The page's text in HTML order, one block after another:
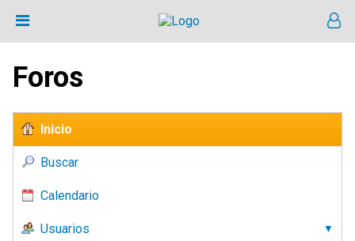
Foros
Inicio
Buscar
Calendario
Usuarios